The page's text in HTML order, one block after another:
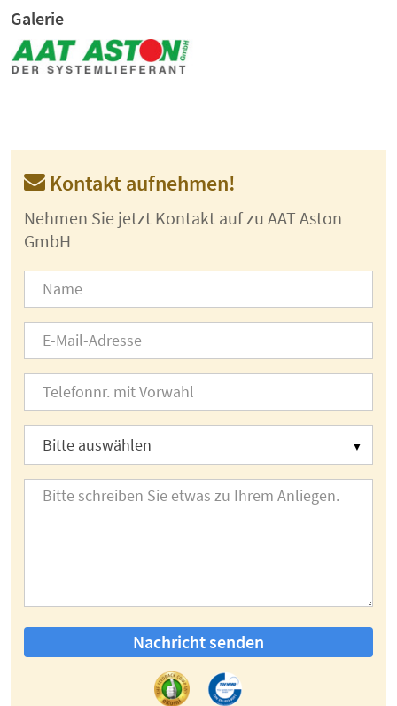
Galerie
Kontakt aufnehmen!
Nehmen Sie jetzt Kontakt auf zu AAT Aston
GmbH
Nachricht senden